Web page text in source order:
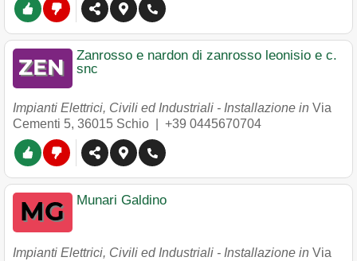
Zanrosso e nardon di zanrosso leonisio e c.
snc
Impianti Elettrici, Civili ed Industriali - Installazione in Via
Cementi 5, 36015 Schio +39 0445670704
Munari Galdino
Impianti Elettrici, Civili ed Industriali - Installazione in Via